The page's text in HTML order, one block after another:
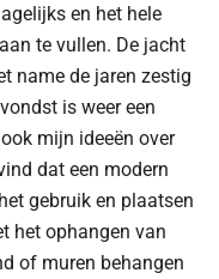
en het hele
te vullen. De jacht
name de jaren zestig
is weer een
mijn ideeën over
dat een modern
gebruik en plaatsen
het ophangen van
of muren behangen